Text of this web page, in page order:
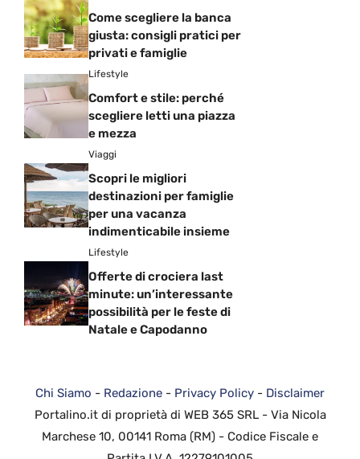
Come scegliere la banca
giusta: consigli pratici per
privati e famiglie
Lifestyle
Comfort e stile: perché
scegliere letti una piazza
e mezza
Viaggi
Scopri le migliori
destinazioni per famiglie
per una vacanza
indimenticabile insieme
Lifestyle
Offerte di crociera last
minute: un’interessante
possibilità per le feste di
Natale e Capodanno
Chi Siamo - Redazione - Privacy Policy - Disclaimer
Portalino.it di proprietà di WEB 365 SRL - Via Nicola
Marchese 10, 00141 Roma (RM) - Codice Fiscale e